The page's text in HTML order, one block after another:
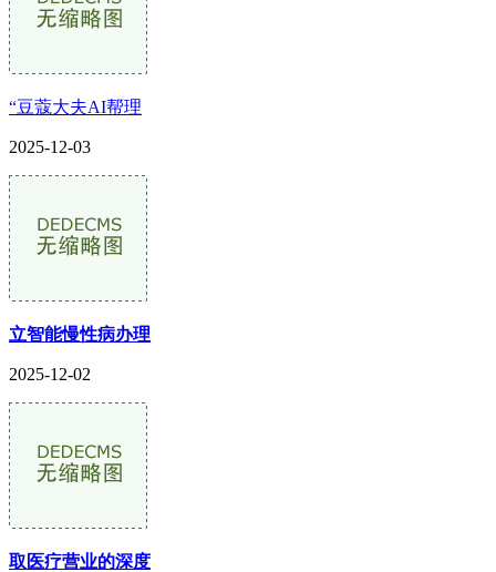
“豆蔻大夫AI帮理
2025-12-03
立智能慢性病办理
2025-12-02
取医疗营业的深度